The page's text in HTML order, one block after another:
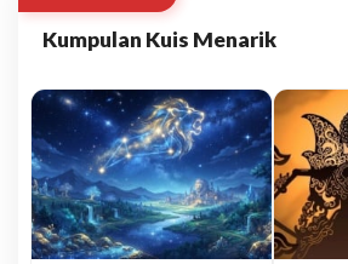
Kumpulan Kuis Menarik